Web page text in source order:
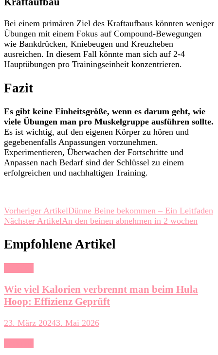
Bei einem primären Ziel des Kraftaufbaus könnten weniger
Übungen mit einem Fokus auf Compound-Bewegungen
wie Bankdrücken, Kniebeugen und Kreuzheben
ausreichen. In diesem Fall könnte man sich auf 2-4
Hauptübungen pro Trainingseinheit konzentrieren.
Fazit
Es gibt keine Einheitsgröße, wenn es darum geht, wie
viele Übungen man pro Muskelgruppe ausführen sollte.
Es ist wichtig, auf den eigenen Körper zu hören und
gegebenenfalls Anpassungen vorzunehmen.
Experimentieren, Überwachen der Fortschritte und
Anpassen nach Bedarf sind der Schlüssel zu einem
erfolgreichen und nachhaltigen Training.
Beitragsnavigation
Vorheriger ArtikelDünne Beine bekommen – Ein Leitfaden
Nächster ArtikelAn den beinen abnehmen in 2 wochen
Empfohlene Artikel
Wie viel Kalorien verbrennt man beim Hula
Hoop: Effizienz Geprüft
23. März 20243. Mai 2026